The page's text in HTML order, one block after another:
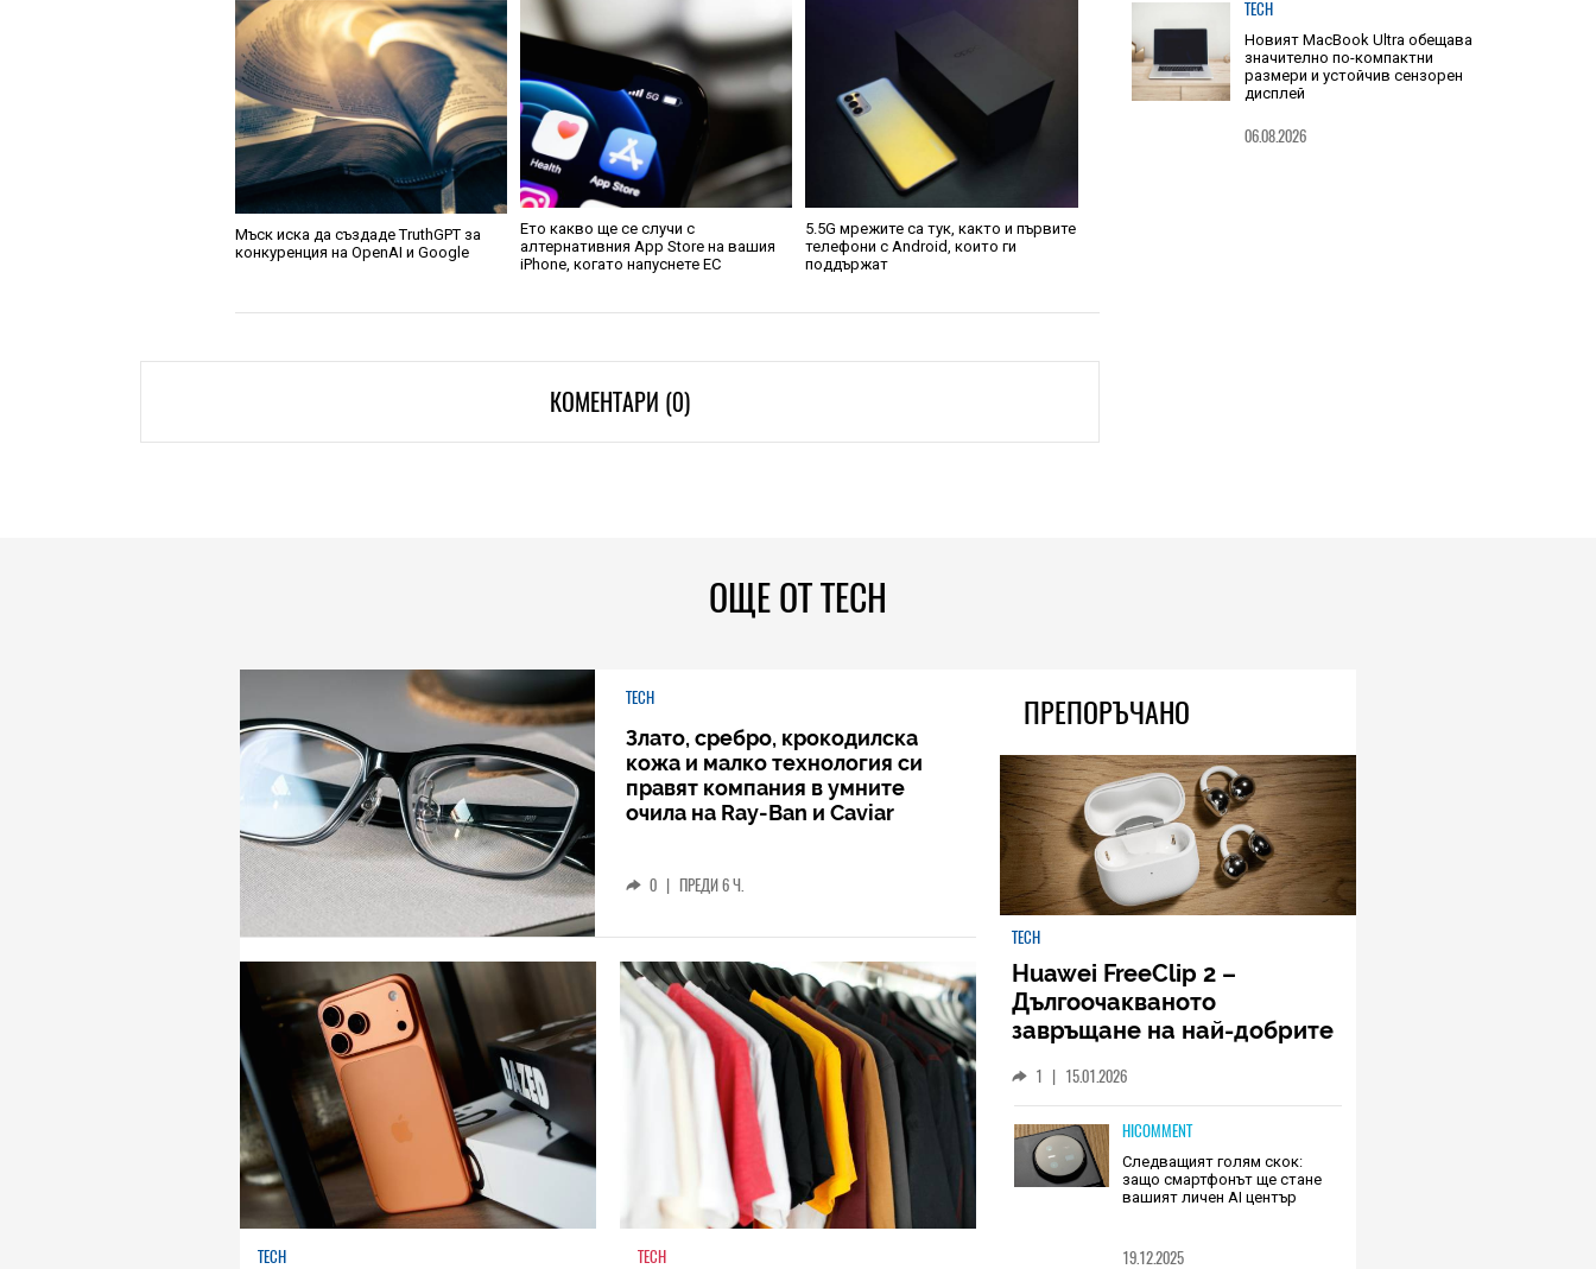
Мъск иска да създаде TruthGPT за
конкуренция на OpenAI и Google
Ето какво ще се случи с
алтернативния App Store на вашия
iPhone, когато напуснете ЕС
5.5G мрежите са тук, както и първите
телефони с Android, които ги
поддържат
КОМЕНТАРИ (0)
06.08.2026
TECH
Новият MacBook Ultra обещава
размери и устойчив сензорен
ОЩЕ ОТ TECH
TECH
Злато, сребро, крокодилска
кожа и малко технология си
правят компания в умните
очила на Ray-Ban и Caviar
0 | ПРЕДИ 6 Ч.
TECH TECH
ПРЕПОРЪЧАНО
TECH
Huawei FreeClip 2 –
Дългоочакваното
завръщане на най-добрите
1 | 15.01.2026
HICOMMENT
Следващият голям скок:
защо смартфонът ще стане
вашият личен AI център
19.12.2025